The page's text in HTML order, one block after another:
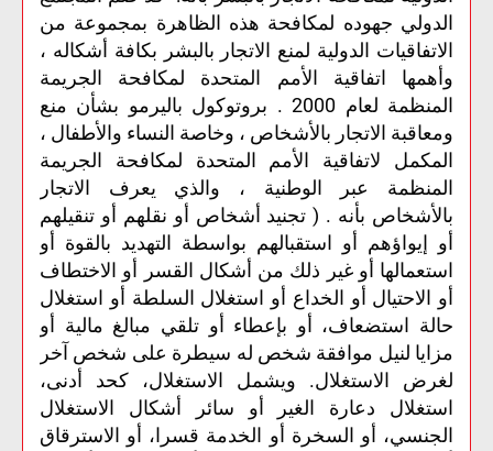
الدولي جهوده لمكافحة هذه الظاهرة بمجموعة من
الاتفاقيات الدولية لمنع الاتجار بالبشر بكافة أشكاله ،
وأهمها اتفاقية الأمم المتحدة لمكافحة الجريمة
المنظمة لعام 2000 . بروتوكول باليرمو بشأن منع
ومعاقبة الاتجار بالأشخاص ، وخاصة النساء والأطفال ،
المكمل لاتفاقية الأمم المتحدة لمكافحة الجريمة
المنظمة عبر الوطنية ، والذي يعرف الاتجار
بالأشخاص بأنه . ( تجنيد أشخاص أو نقلهم أو تنقيلهم
أو إيواؤهم أو استقبالهم بواسطة التهديد بالقوة أو
استعمالها أو غير ذلك من أشكال القسر أو الاختطاف
أو الاحتيال أو الخداع أو استغلال السلطة أو استغلال
حالة استضعاف، أو بإعطاء أو تلقي مبالغ مالية أو
مزايا لنيل موافقة شخص له سيطرة على شخص آخر
لغرض الاستغلال. ويشمل الاستغلال، كحد أدنى،
استغلال دعارة الغير أو سائر أشكال الاستغلال
الجنسي، أو السخرة أو الخدمة قسرا، أو الاسترقاق